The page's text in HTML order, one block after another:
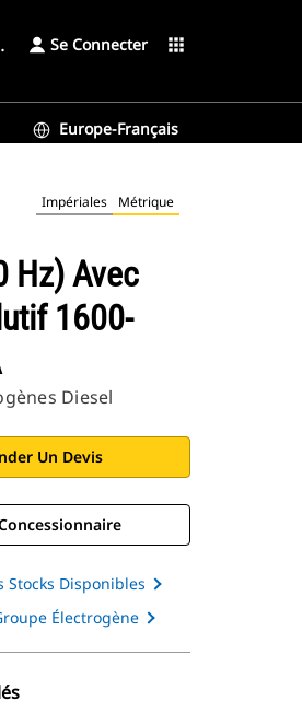
Se Connecter apps
Europe-Français
Impériales Métrique
Hz) Avec
1600-
Diesel
Un Devis
Stocks Disponibles
Électrogène